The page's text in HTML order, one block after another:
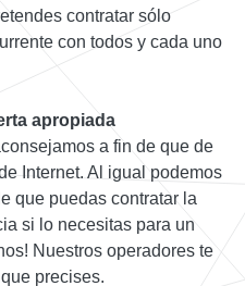
contratar sólo
con todos y cada uno
apropiada
a fin de que de
Internet. Al igual podemos
que puedas contratar la
si lo necesitas para un
Nuestros operadores te
precises.